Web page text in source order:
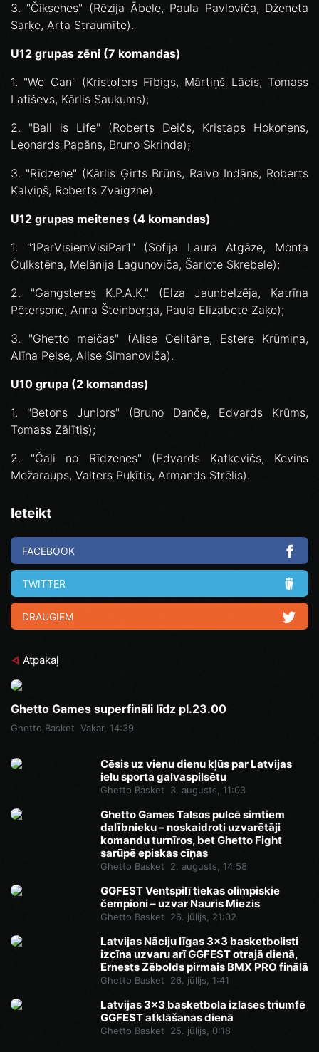
3. "Čiksenes" (Rēzija Ābele, Paula Pavloviča, Dženeta
Sarķe, Arta Straumīte).
U12 grupas zēni (7 komandas)
1. "We Can" (Kristofers Fībigs, Mārtiņš Lācis, Tomass
Latiševs, Kārlis Saukums);
2. "Ball is Life" (Roberts Deičs, Kristaps Hokonens,
Leonards Papāns, Bruno Skrinda);
3. "Rīdzene" (Kārlis Ģirts Brūns, Raivo Indāns, Roberts
Kalviņš, Roberts Zvaigzne).
U12 grupas meitenes (4 komandas)
1. "1ParVisiemVisiPar1" (Sofija Laura Atgāze, Monta
Čulkstēna, Melānija Lagunoviča, Šarlote Skrebele);
2. "Gangsteres K.P.A.K." (Elza Jaunbelzēja, Katrīna
Pētersone, Anna Šteinberga, Paula Elizabete Zaķe);
3. "Ghetto meičas" (Alise Celitāne, Estere Krūmiņa,
Alīna Pelse, Alise Simanoviča).
U10 grupa (2 komandas)
1. "Betons Juniors" (Bruno Danče, Edvards Krūms,
Tomass Zālītis);
2. "Čaļi no Rīdzenes" (Edvards Katkevičs, Kevins
Mežaraups, Valters Puķītis, Armands Strēlis).
Ieteikt
FACEBOOK
TWITTER
DRAUGIEM
Atpakaļ
Ghetto Games superfināli līdz pl.23.00
Ghetto Basket Vakar, 14:39
Cēsis uz vienu dienu kļūs par Latvijas
ielu sporta galvaspilsētu
Ghetto Basket 3. augusts, 11:03
Ghetto Games Talsos pulcē simtiem
dalībnieku – noskaidroti uzvarētāji
komandu turnīros, bet Ghetto Fight
sarūpē episkas cīņas
Ghetto Basket 2. augusts, 14:58
GGFEST Ventspilī tiekas olimpiskie
čempioni – uzvar Nauris Miezis
Ghetto Basket 26. jūlijs, 21:02
Latvijas Nāciju līgas 3x3 basketbolisti
izcīna uzvaru arī GGFEST otrajā dienā,
Ernests Zēbolds pirmais BMX PRO finālā
Ghetto Basket 26. jūlijs, 1:41
Latvijas 3x3 basketbola izlases triumfē
GGFEST atklāšanas dienā
Ghetto Basket 25. jūlijs, 0:18